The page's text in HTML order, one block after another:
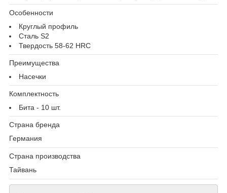
Особенности
Круглый профиль
Сталь S2
Твердость 58-62 HRС
Преимущества
Насечки
Комплектность
Бита - 10 шт.
Страна бренда
Германия
Страна производства
Тайвань